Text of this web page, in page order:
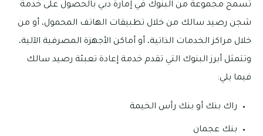
تسمح مجموعة من البنوك في إمارة دبي بالحصول على خدمة
شجن رصيد سالك من خلال تطبيقات الهاتف المحمول، أو من
خلال مراكز الخدمات الذاتية، أو أماكن الأجهزة المصرفية الآلية،
وتتمثل أبرز البنوك التي تقدم خدمة إعادة تعبئة رصيد سالك
فيما يلي:
راك بنك أو بنك رأس الخيمة
بنك عجمان